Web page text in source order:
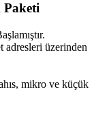
Paketi
adresleri üzerinden